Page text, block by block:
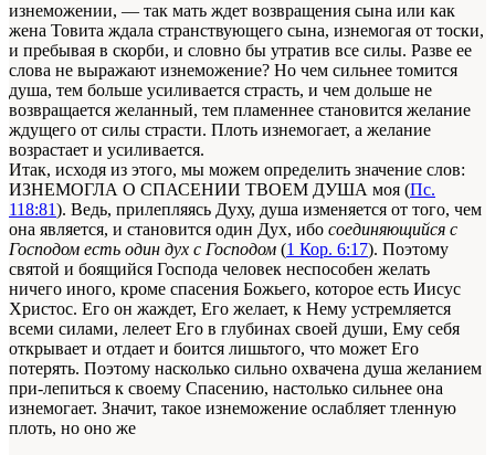
изнеможении, — так мать ждет возвращения сына или как
жена Товита ждала странствующего сына, изнемогая от тоски,
и пребывая в скорби, и словно бы утратив все силы. Разве ее
слова не выражают изнеможение? Но чем сильнее томится
душа, тем больше усиливается страсть, и чем дольше не
возвращается желанный, тем пламеннее становится желание
ждущего от силы страсти. Плоть изнемогает, а желание
возрастает и усиливается.
Итак, исходя из этого, мы можем определить значение слов:
ИЗНЕМОГЛА О СПАСЕНИИ ТВОЕМ ДУША моя (Пс.
118:81). Ведь, прилепляясь Духу, душа изменяется от того, чем
она является, и становится один Дух, ибо соединяющийся с
Господом есть один дух с Господом (1 Кор. 6:17). Поэтому
святой и боящийся Господа человек неспособен желать
ничего иного, кроме спасения Божьего, которое есть Иисус
Христос. Его он жаждет, Его желает, к Нему устремляется
всеми силами, лелеет Его в глубинах своей души, Ему себя
открывает и отдает и боится лишьтого, что может Его
потерять. Поэтому насколько сильно охвачена душа желанием
при-лепиться к своему Спасению, настолько сильнее она
изнемогает. Значит, такое изнеможение ослабляет тленную
плоть, но оно же